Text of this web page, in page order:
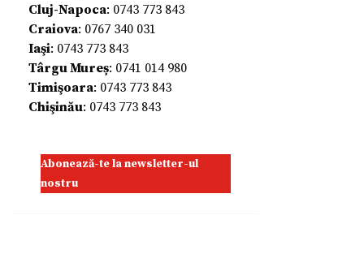
Cluj-Napoca: 0743 773 843
Craiova: 0767 340 031
Iaşi: 0743 773 843
Târgu Mureș: 0741 014 980
Timişoara: 0743 773 843
Chişinău: 0743 773 843
Abonează-te la newsletter-ul
nostru